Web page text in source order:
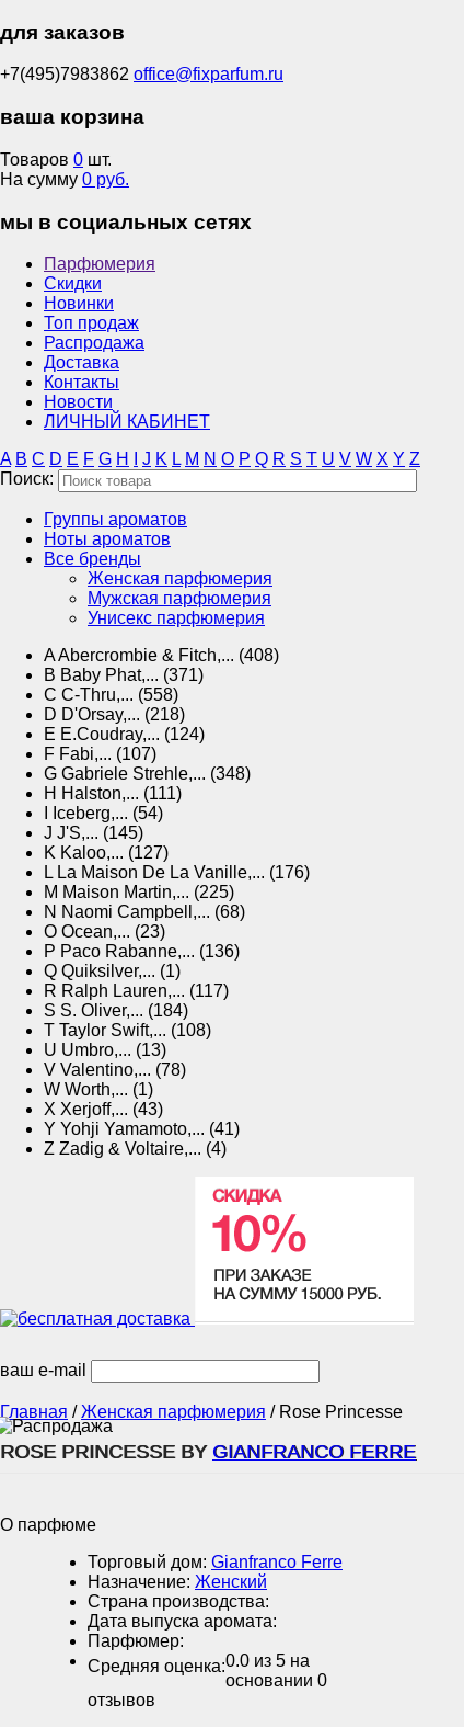
для заказов
+7(495)7983862 office@fixparfum.ru
ваша корзина
Товаров 0 шт.
На сумму 0 руб.
мы в социальных сетях
Парфюмерия
Скидки
Новинки
Топ продаж
Распродажа
Доставка
Контакты
Новости
ЛИЧНЫЙ КАБИНЕТ
A B C D E F G H J K L M N O P Q R S T U V W X Y Z
Поиск:
Группы ароматов
Ноты ароматов
Все бренды
Женская парфюмерия
Мужская парфюмерия
Унисекс парфюмерия
AAbercrombie & Fitch,... (408)
B Baby Phat,... (371)
C C-Thru,... (558)
D D'Orsay,... (218)
E E.Coudray,... (124)
F Fabi,... (107)
G Gabriele Strehle,... (348)
H Halston,... (111)
Iceberg,... (54)
J J'S,... (145)
K Kaloo,... (127)
L La Maison De La Vanille,... (176)
M Maison Martin,... (225)
N Naomi Campbell,... (68)
O Ocean,... (23)
P Paco Rabanne,... (136)
Q Quiksilver,... (1)
R Ralph Lauren,... (117)
S S. Oliver,... (184)
T Taylor Swift,... (108)
U Umbro,... (13)
V Valentino,... (78)
W Worth,... (1)
X Xerjoff,... (43)
Y Yohji Yamamoto,... (41)
Z Zadig & Voltaire,... (4)
ваш e-mail
Главная /Женская парфюмерия / Rose Princesse
ROSE PRINCESSE BY GIANFRANCO FERRE
О парфюме
Торговый дом: Gianfranco Ferre
Назначение: Женский
Страна производства:
Дата выпуска аромата:
Парфюмер:
Средняя оценка:0.0 из 5 на
основании 0
отзывов